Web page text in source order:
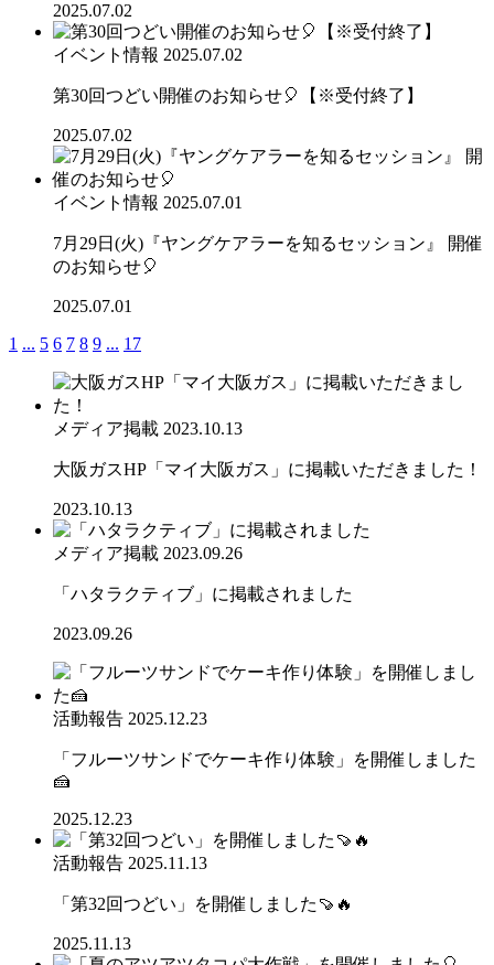
2025.07.02
イベント情報 2025.07.02
第30回つどい開催のお知らせ🎈【※受付終了】
2025.07.02
イベント情報 2025.07.01
7月29日(火)『ヤングケアラーを知るセッション』 開催
のお知らせ🎈
2025.07.01
1 ... 5 6 7 8 9 ... 17
メディア掲載 2023.10.13
大阪ガスHP「マイ大阪ガス」に掲載いただきました！
2023.10.13
メディア掲載 2023.09.26
「ハタラクティブ」に掲載されました
2023.09.26
活動報告 2025.12.23
「フルーツサンドでケーキ作り体験」を開催しました
🍰
2025.12.23
活動報告 2025.11.13
「第32回つどい」を開催しました🍠🔥
2025.11.13